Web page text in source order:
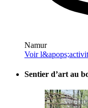
Namur
Voir
Sentier d’art au